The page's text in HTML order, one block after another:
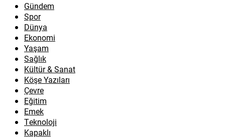
Gündem
Spor
Dünya
Ekonomi
Yaşam
Sağlık
Kültür & Sanat
Köşe Yazıları
Çevre
Eğitim
Emek
Teknoloji
Kapaklı